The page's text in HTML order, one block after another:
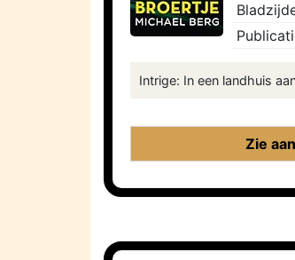
Intrige: In een landhuis
Zie